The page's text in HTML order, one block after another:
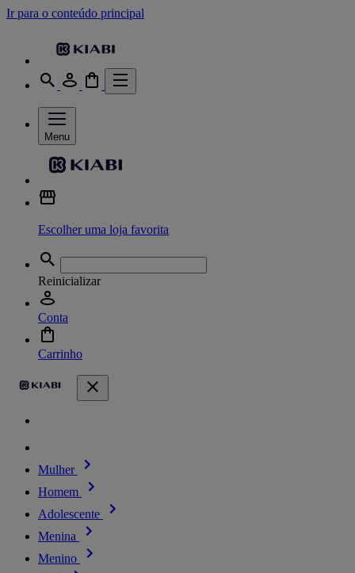
Ir para o conteúdo principal
Menu
Escolher uma loja favorita
Reinicializar
Conta
Carrinho
Mulher
Homem
Adolescente
Menina
Menino